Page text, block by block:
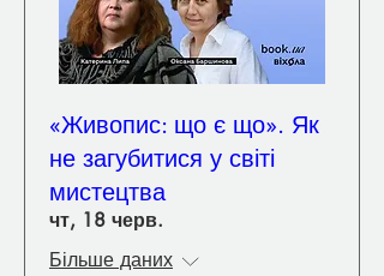
«Живопис: що є що». Як
не загубитися у світі
мистецтва
чт, 18 черв.
Більше даних